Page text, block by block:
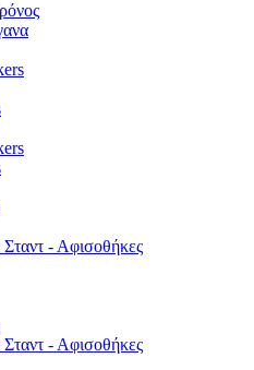
Σταντ - Αφισοθήκες
Σταντ - Αφισοθήκες